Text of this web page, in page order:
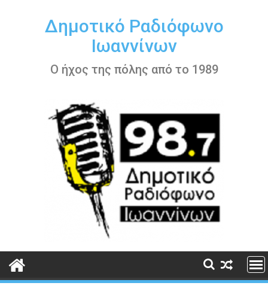
περιεχόμενοΔημοτικό Ραδιόφωνο
Ιωαννίνων
Ο ήχος της πόλης από το 1989